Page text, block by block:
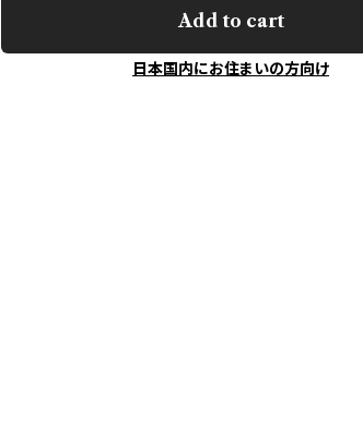
Add to cart
日本国内にお住まいの方向け